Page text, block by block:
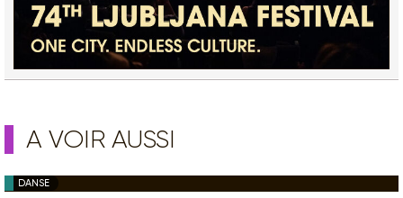
A VOIR AUSSI
DANSE